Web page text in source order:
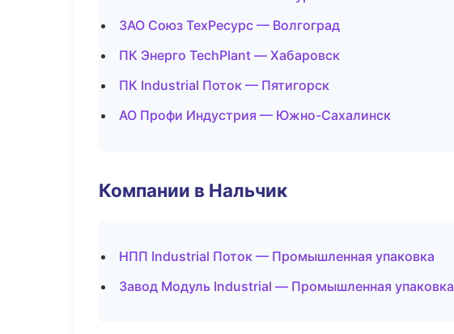
ЗАО Союз ТехРесурс — Волгоград
ПК Энерго TechPlant — Хабаровск
ПК Industrial Поток — Пятигорск
АО Профи Индустрия — Южно-Сахалинск
Компании в Нальчик
НПП Industrial Поток — Промышленная упаковка
Завод Модуль Industrial — Промышленная упаковка